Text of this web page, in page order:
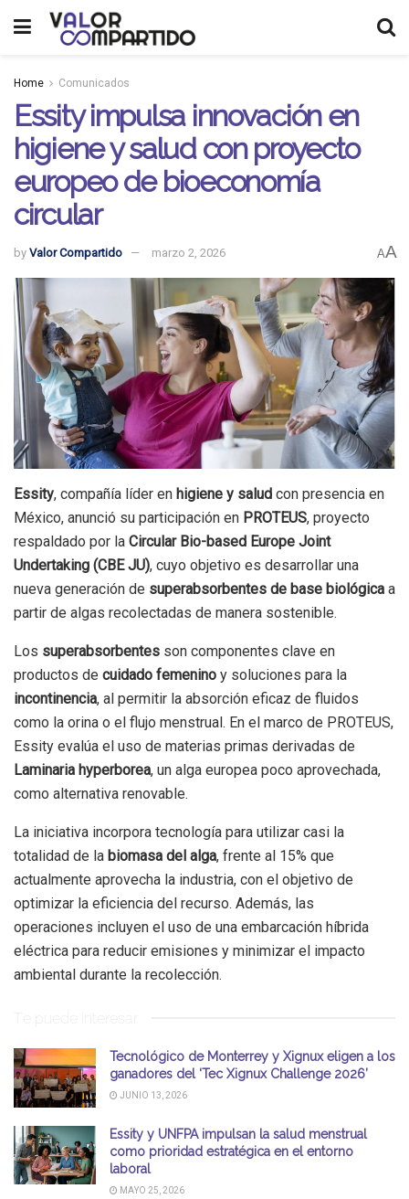
Home Comunicados
Essity impulsa innovación en
higiene y salud con proyecto
europeo de bioeconomía
circular
by Valor Compartido marzo 2, 2026 AA
Essity, compañía líder en higiene y salud con presencia en
México, anunció su participación en PROTEUS, proyecto
respaldado por la Circular Bio-based Europe Joint
Undertaking (CBE JU), cuyo objetivo es desarrollar una
nueva generación de superabsorbentes de base biológica a
partir de algas recolectadas de manera sostenible.
Los superabsorbentes son componentes clave en
productos de cuidado femenino y soluciones para la
incontinencia, al permitir la absorción eficaz de fluidos
como la orina o el flujo menstrual. En el marco de PROTEUS,
Essity evalúa el uso de materias primas derivadas de
Laminaria hyperborea, un alga europea poco aprovechada,
como alternativa renovable.
La iniciativa incorpora tecnología para utilizar casi la
totalidad de la biomasa del alga, frente al 15% que
actualmente aprovecha la industria, con el objetivo de
optimizar la eficiencia del recurso. Además, las
operaciones incluyen el uso de una embarcación híbrida
eléctrica para reducir emisiones y minimizar el impacto
ambiental durante la recolección.
Te puede interesar
Tecnológico de Monterrey y Xignux eligen a los
ganadores del ‘Tec Xignux Challenge 2026’
JUNIO 13, 2026
Essity y UNFPA impulsan la salud menstrual
como prioridad estratégica en el entorno
laboral
MAYO 25, 2026